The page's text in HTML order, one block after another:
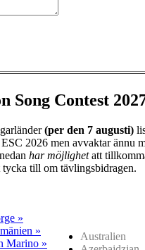
Song Contest
(per den 7 augusti)
2026 men avvaktar ännu
har möjlighetatt
till om tävlingsbidragen.
»
»
Marino »
Australien